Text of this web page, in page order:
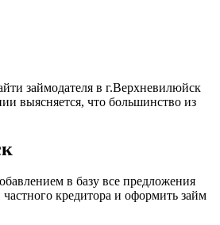
займодателя в г.Верхневилюйск
выясняется, что большинство из
в базу все предложения
кредитора и оформить займ